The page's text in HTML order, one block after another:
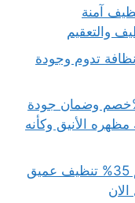
آمنة
بالخرج خصم 40% و نظافة تدوم وجودة
تنظيف مجالس بالخرج بـ45%خصم وضمان جودة
الأنيق وكأنه
شركة تنظيف مطابخ بالرياض..خصم 35% تنظيف عميق